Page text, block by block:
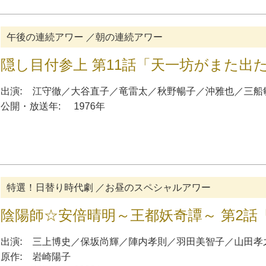
午後の連続アワー ／朝の連続アワー
隠し目付参上 第11話「天一坊がまた出た
出演: 江守徹 ／大谷直子 ／竜雷太 ／秋野暢子 ／沖雅也 ／三船
公開・放送年:
1976年
特選！日替り時代劇 ／お昼のスペシャルアワー
陰陽師☆安倍晴明～王都妖奇譚～ 第2話
出演: 三上博史 ／保坂尚輝 ／ 陣内孝則 ／羽田美智子 ／山田孝
原作:
岩崎陽子